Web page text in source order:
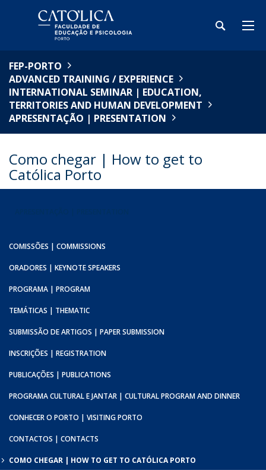
FEP-PORTO
ADVANCED TRAINING / EXPERIENCE
INTERNATIONAL SEMINAR | EDUCATION,
TERRITORIES AND HUMAN DEVELOPMENT
APRESENTAÇÃO | PRESENTATION
Como chegar | How to get to
Católica Porto
COMISSÕES | COMMISSIONS
ORADORES | KEYNOTE SPEAKERS
PROGRAMA | PROGRAM
TEMÁTICAS | THEMATIC
SUBMISSÃO DE ARTIGOS | PAPER SUBMISSION
INSCRIÇÕES | REGISTRATION
PUBLICAÇÕES | PUBLICATIONS
PROGRAMA CULTURAL E JANTAR | CULTURAL PROGRAM AND DINNER
CONHECER O PORTO | VISITING PORTO
CONTACTOS | CONTACTS
COMO CHEGAR | HOW TO GET TO CATÓLICA PORTO